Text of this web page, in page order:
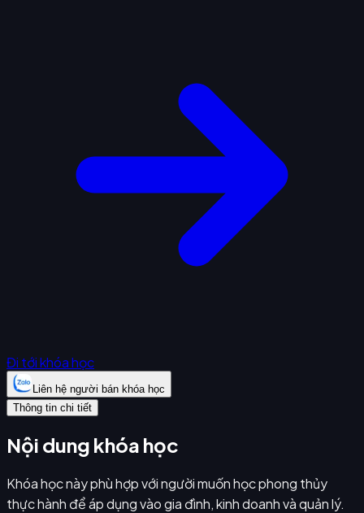
Đi tới khóa học
Liên hệ người bán khóa học
Thông tin chi tiết
Nội dung khóa học
Khóa học này phù hợp với người muốn học phong thủy
thực hành để áp dụng vào gia đình, kinh doanh và quản lý.